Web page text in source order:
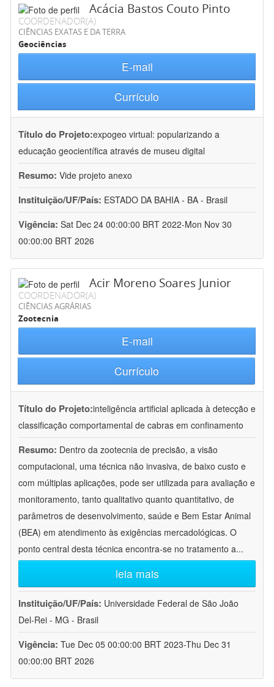
Acácia Bastos Couto Pinto
COORDENADOR(A)
CIÊNCIAS EXATAS E DA TERRA
Geociências
E-mail
Currículo
Título do Projeto:expogeo virtual: popularizando a
educação geocientífica através de museu digital
Resumo: Vide projeto anexo
Instituição/UF/País: ESTADO DA BAHIA - BA - Brasil
Vigência: Sat Dec 24 00:00:00 BRT 2022-Mon Nov 30
00:00:00 BRT 2026
Acir Moreno Soares Junior
COORDENADOR(A)
CIÊNCIAS AGRÁRIAS
Zootecnia
E-mail
Currículo
Título do Projeto:inteligência artificial aplicada à detecção e
classificação comportamental de cabras em confinamento
Resumo: Dentro da zootecnia de precisão, a visão
computacional, uma técnica não invasiva, de baixo custo e
com múltiplas aplicações, pode ser utilizada para avaliação e
monitoramento, tanto qualitativo quanto quantitativo, de
parâmetros de desenvolvimento, saúde e Bem Estar Animal
(BEA) em atendimento às exigências mercadológicas. O
ponto central desta técnica encontra-se no tratamento a...
leia mais
Instituição/UF/País: Universidade Federal de São João
Del-Rei - MG - Brasil
Vigência: Tue Dec 05 00:00:00 BRT 2023-Thu Dec 31
00:00:00 BRT 2026